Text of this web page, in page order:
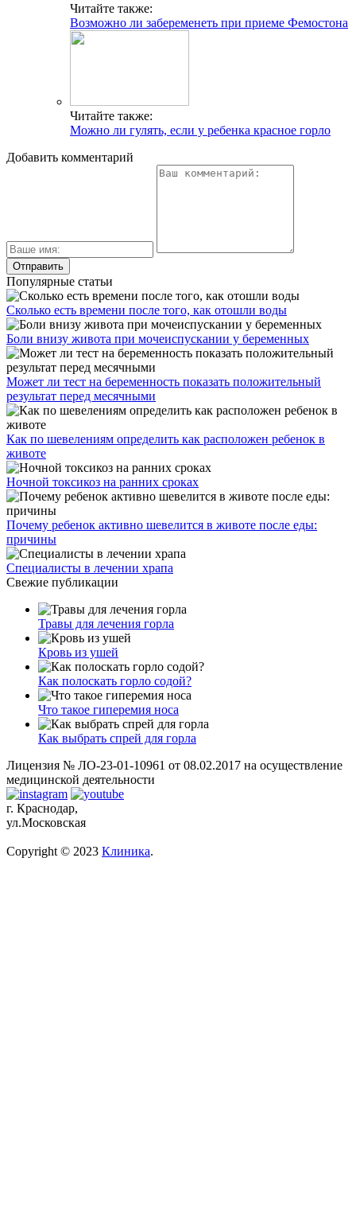
Читайте также:
Возможно ли забеременеть при приеме Фемостона
Читайте также:
Можно ли гулять, если у ребенка красное горло
Добавить комментарий
Популярные статьи
Сколько есть времени после того, как отошли воды
Боли внизу живота при мочеиспускании у беременных
Может ли тест на беременность показать положительный
результат перед месячными
Как по шевелениям определить как расположен ребенок в
животе
Ночной токсикоз на ранних сроках
Почему ребенок активно шевелится в животе после еды:
причины
Специалисты в лечении храпа
Свежие публикации
Травы для лечения горла
Кровь из ушей
Как полоскать горло содой?
Что такое гиперемия носа
Как выбрать спрей для горла
Лицензия № ЛО-23-01-10961 от 08.02.2017 на осуществление
медицинской деятельности
г. Краснодар,
ул.Московская
Copyright © 2023 Клиника.